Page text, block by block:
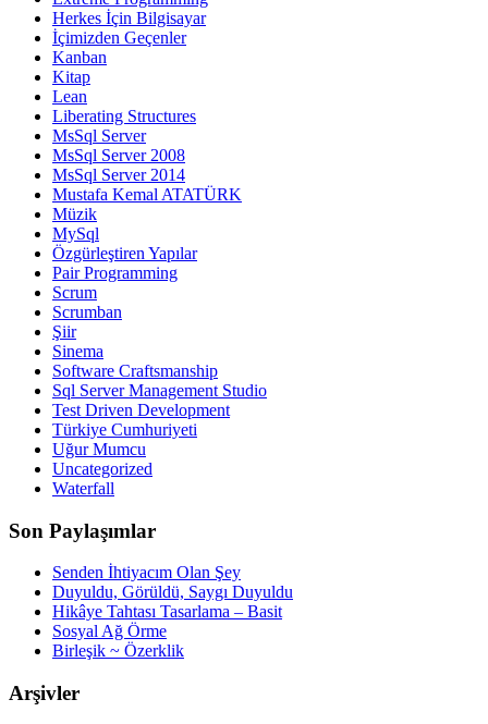
Herkes İçin Bilgisayar
İçimizden Geçenler
Kanban
Kitap
Lean
Liberating Structures
MsSql Server
MsSql Server 2008
MsSql Server 2014
Mustafa Kemal ATATÜRK
Müzik
MySql
Özgürleştiren Yapılar
Pair Programming
Scrum
Scrumban
Şiir
Sinema
Software Craftsmanship
Sql Server Management Studio
Test Driven Development
Türkiye Cumhuriyeti
Uğur Mumcu
Uncategorized
Waterfall
Son Paylaşımlar
Senden İhtiyacım Olan Şey
Duyuldu, Görüldü, Saygı Duyuldu
Hikâye Tahtası Tasarlama – Basit
Sosyal Ağ Örme
Birleşik ~ Özerklik
Arşivler